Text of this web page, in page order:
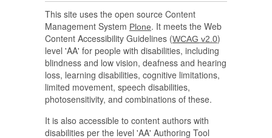
This site uses the open source Content
Management System Plone. It meets the Web
Content Accessibility Guidelines (WCAG v2.0)
level 'AA' for people with disabilities, including
blindness and low vision, deafness and hearing
loss, learning disabilities, cognitive limitations,
limited movement, speech disabilities,
photosensitivity, and combinations of these.
It is also accessible to content authors with
disabilities per the level 'AA' Authoring Tool